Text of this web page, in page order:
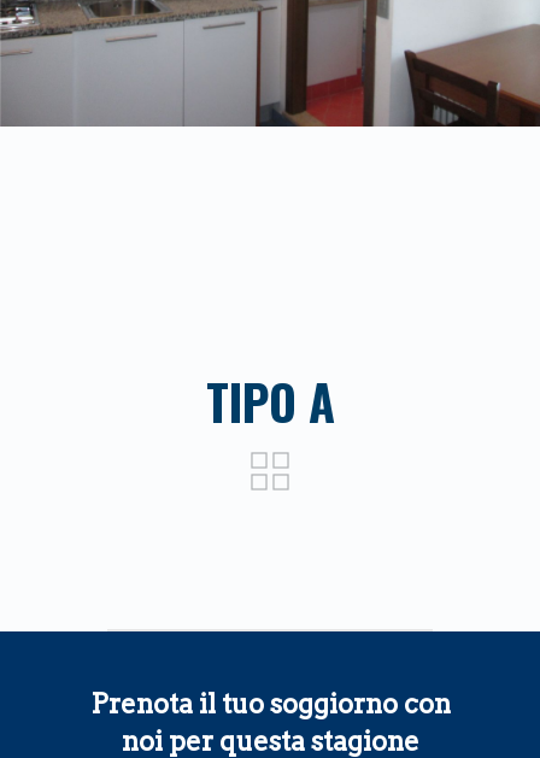
TIPO A
Prenota il tuo soggiorno con
noi per questa stagione